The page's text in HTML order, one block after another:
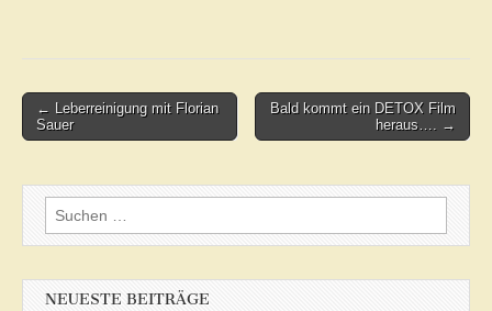
Post
navigation
← Leberreinigung mit Florian
Sauer
Bald kommt ein DETOX Film
heraus…. →
Suchen
nach:
NEUESTE BEITRÄGE